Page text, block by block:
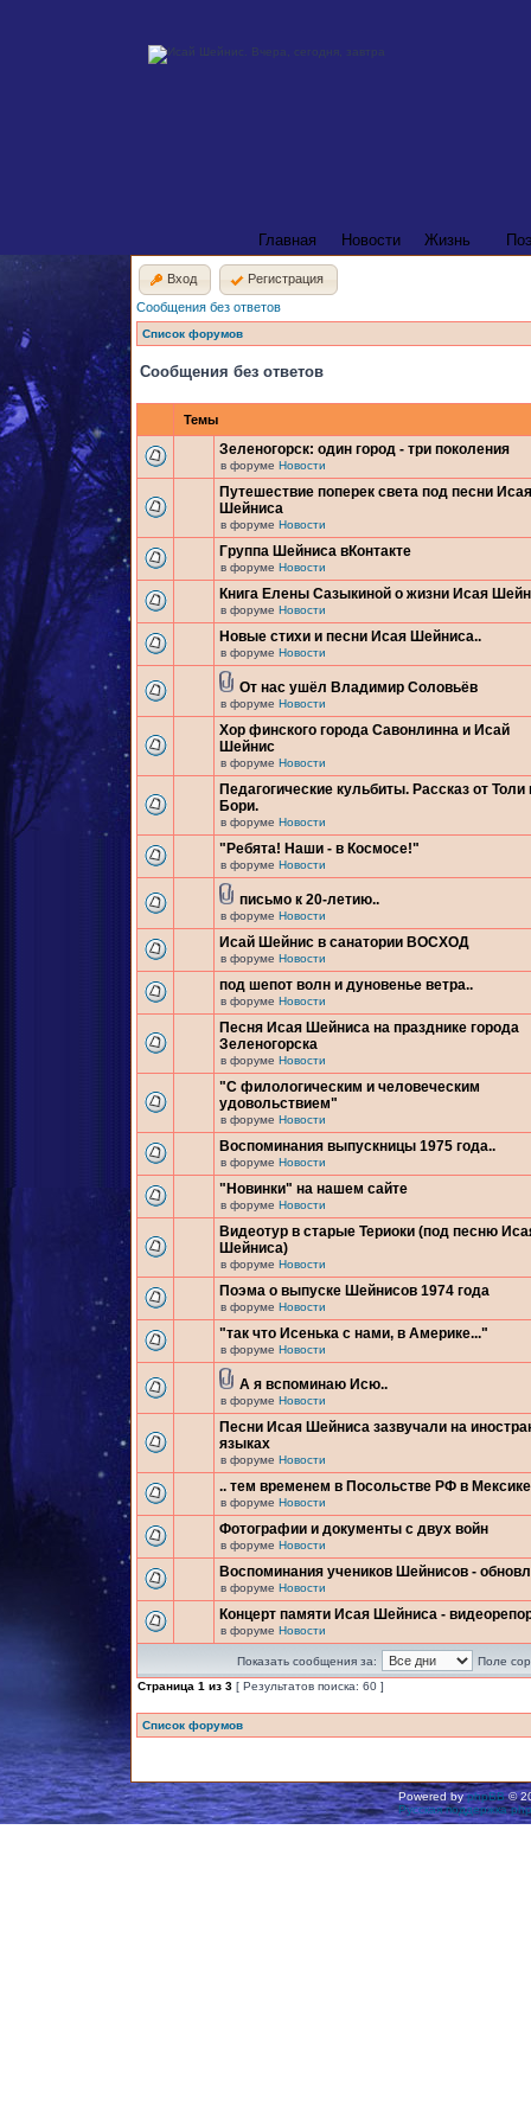
Главная Новости Жизнь
Вход
Регистрация
Сообщения без ответов
Список форумов
Сообщения без ответов
Темы
Зеленогорск: один город - три поколения
в форуме Новости
Путешествие поперек света под песни Исая
Шейниса
в форуме Новости
Группа Шейниса вКонтакте
в форуме Новости
Книга Елены Сазыкиной о жизни Исая
в форуме Новости
Новые стихи и песни Исая Шейниса..
в форуме Новости
От нас ушёл Владимир Соловьёв
в форуме Новости
Хор финского города Савонлинна и Исай
Шейнис
в форуме Новости
Педагогические кульбиты. Рассказ от Толи
Бори.
в форуме Новости
"Ребята! Наши - в Космосе!"
в форуме Новости
письмо к 20-летию..
в форуме Новости
Исай Шейнис в санатории ВОСХОД
в форуме Новости
под шепот волн и дуновенье ветра..
в форуме Новости
Песня Исая Шейниса на празднике города
Зеленогорска
в форуме Новости
"С филологическим и человеческим
удовольствием"
в форуме Новости
Воспоминания выпускницы 1975 года..
в форуме Новости
"Новинки" на нашем сайте
в форуме Новости
Видеотур в старые Териоки (под песню
Шейниса)
в форуме Новости
Поэма о выпуске Шейнисов 1974 года
в форуме Новости
"так что Исенька с нами, в Америке..."
в форуме Новости
А я вспоминаю Исю..
в форуме Новости
Песни Исая Шейниса зазвучали на
языках
в форуме Новости
.. тем временем в Посольстве РФ в
в форуме Новости
Фотографии и документы с двух войн
в форуме Новости
Воспоминания учеников Шейнисов -
в форуме Новости
Концерт памяти Исая Шейниса -
в форуме Новости
Показать сообщения за:
Поле
Страница 1 из 3 [ Результатов поиска: 60 ]
Список форумов
Powered byphpBB©
Русская поддержка